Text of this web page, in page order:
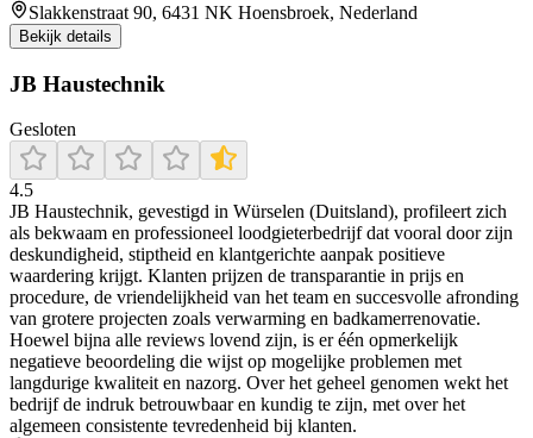
Slakkenstraat 90, 6431 NK Hoensbroek, Nederland
Bekijk details
JB Haustechnik
Gesloten
4.5
JB Haustechnik, gevestigd in Würselen (Duitsland), profileert zich
als bekwaam en professioneel loodgieterbedrijf dat vooral door zijn
deskundigheid, stiptheid en klantgerichte aanpak positieve
waardering krijgt. Klanten prijzen de transparantie in prijs en
procedure, de vriendelijkheid van het team en succesvolle afronding
van grotere projecten zoals verwarming en badkamerrenovatie.
Hoewel bijna alle reviews lovend zijn, is er één opmerkelijk
negatieve beoordeling die wijst op mogelijke problemen met
langdurige kwaliteit en nazorg. Over het geheel genomen wekt het
bedrijf de indruk betrouwbaar en kundig te zijn, met over het
algemeen consistente tevredenheid bij klanten.